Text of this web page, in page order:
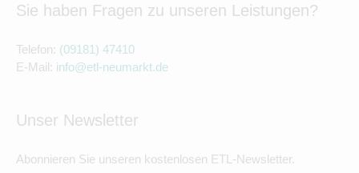
Sie haben Fragen zu unseren Leistungen?
Telefon: (09181) 47410
E-Mail: info@etl-neumarkt.de
Unser Newsletter
Abonnieren Sie unseren kostenlosen ETL-Newsletter.